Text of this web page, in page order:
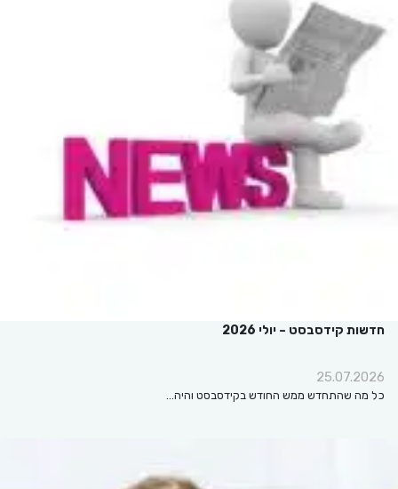
חדשות קידסבסט – יולי 2026
25.07.2026
כל מה שהתחדש ממש החודש בקידסבסט והיה…